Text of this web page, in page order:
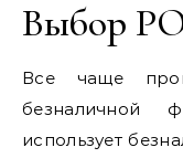
Выбор
Все чаще
безналичной
использует